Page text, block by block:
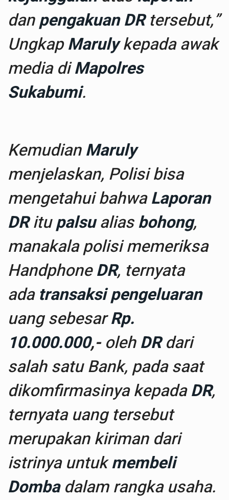
danpengakuan DRtersebut,”
UngkapMarulykepada awak
media diMapolres
Sukabumi.
KemudianMaruly
menjelaskan, Polisi bisa
mengetahui bahwaLaporan
DRitupalsualiasbohong,
manakala polisi memeriksa
HandphoneDR, ternyata
adatransaksi pengeluaran
uang sebesarRp.
10.000.000,-olehDR dari
salah satu Bank, pada saat
dikomfirmasinya kepadaDR,
ternyata uang tersebut
merupakan kiriman dari
istrinya untukmembeli
Dombadalam rangka usaha.